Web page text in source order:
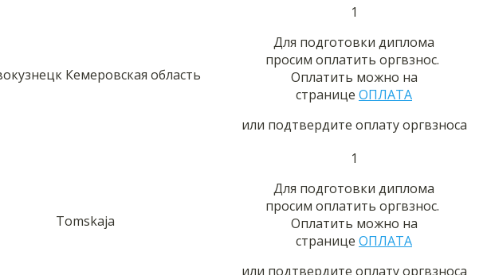
Кемеровская область
1
Для подготовки диплома
просим оплатить оргвзнос.
Оплатить можно на
странице ОПЛАТА
или подтвердите оплату оргвзноса
Tomskaja
1
Для подготовки диплома
просим оплатить оргвзнос.
Оплатить можно на
странице ОПЛАТА
или подтвердите оплату оргвзноса